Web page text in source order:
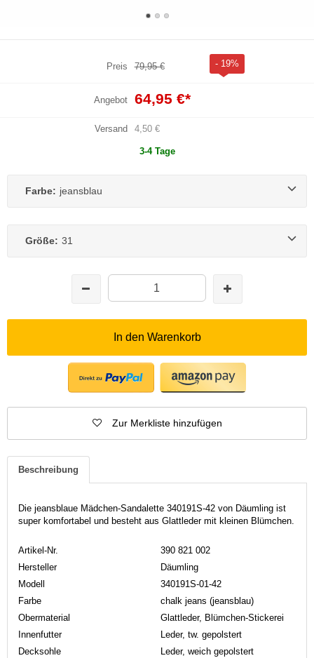
Preis 79,95 € - 19%
Angebot 64,95 €*
Versand 4,50 €
3-4 Tage
Farbe: jeansblau
Größe: 31
In den Warenkorb
Zur Merkliste hinzufügen
Beschreibung
Die jeansblaue Mädchen-Sandalette 340191S-42 von Däumling ist
super komfortabel und besteht aus Glattleder mit kleinen Blümchen.
Artikel-Nr.
390 821 002
Hersteller
Däumling
Modell
340191S-01-42
Farbe
chalk jeans (jeansblau)
Obermaterial
Glattleder, Blümchen-Stickerei
Innenfutter
Leder, tw. gepolstert
Decksohle
Leder, weich gepolstert